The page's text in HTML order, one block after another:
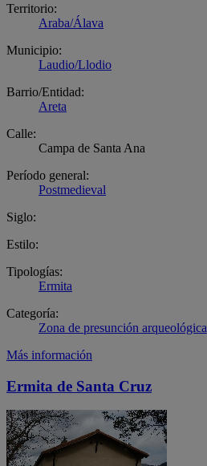
Territorio:
Araba/Álava
Municipio:
Laudio/Llodio
Barrio/Entidad:
Areta
Calle:
Campa de Santa Ana
Período general:
Postmedieval
Siglo:
Estilo:
Tipologías:
Ermita
Categoría:
Zona de presunción arqueológica
Más información
Ermita de Santa Cruz